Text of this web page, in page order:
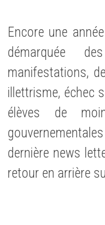
Encore une
démarquée
manifestations,
illettrisme, échec
élèves de
dernière news
retour en arrière